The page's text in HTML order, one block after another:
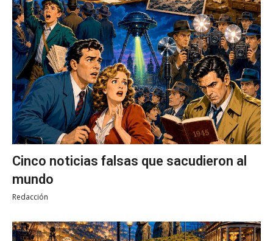
Cinco noticias falsas que sacudieron al
mundo
Redacción